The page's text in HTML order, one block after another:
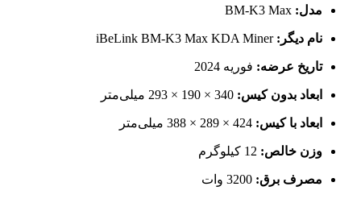
مدل:
نام دیگر: iBeLink BM-K3 Max KDA Miner
تاریخ عرضه: فوریه 2024
ابعاد بدون کیس:
ابعاد با کیس:
وزن خالص:
مصرف برق: